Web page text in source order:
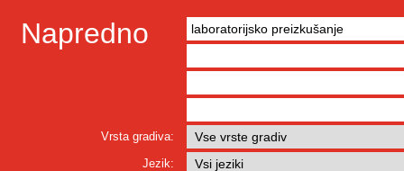
Napredno
Vrsta gradiva:
Jezik: